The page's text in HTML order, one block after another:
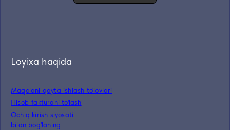
Loyixa haqida
Maqolani qayta ishlash to'lovlari
Hisob-fakturani to'lash
Ochiq kirish siyosati
bilan bog'laning